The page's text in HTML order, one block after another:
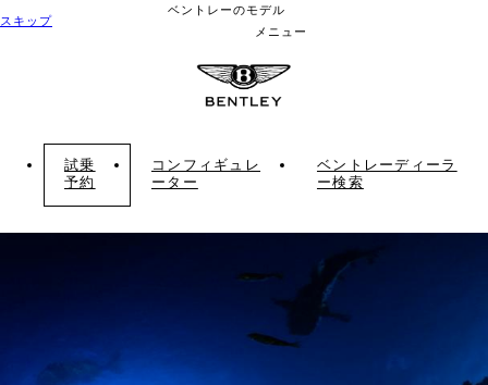
スキップ
ベントレーのモデル
メニュー
試乗
予約
コンフィギュレ
ーター
ベントレーディーラ
ー検索